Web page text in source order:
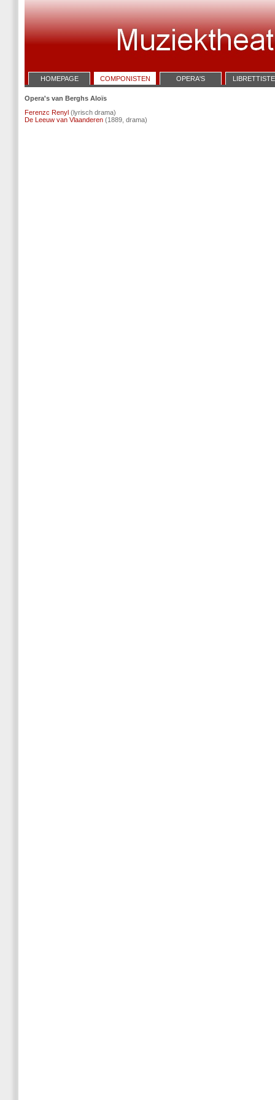
HOMEPAGE COMPONISTEN OPERA'S
Opera's van Berghs Aloïs
Ferenzc Renyl (lyrisch drama)
De Leeuw van Vlaanderen (1889, drama)